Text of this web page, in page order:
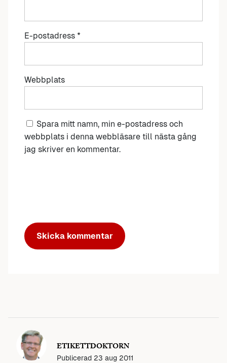
E-postadress *
Webbplats
Spara mitt namn, min e-postadress och
webbplats i denna webbläsare till nästa gång
jag skriver en kommentar.
ETIKETTDOKTORN
Publicerad 23 aug 2011